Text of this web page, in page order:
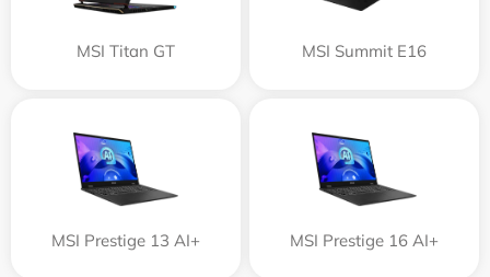
MSI Titan GT MSI Summit E16
MSI Prestige 13 AI+ MSI Prestige 16 AI+